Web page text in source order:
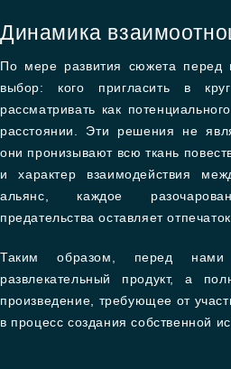
Динамика
По мере развития сюжета перед
выбор: кого пригласить в
рассматривать как
расстоянии. Эти решения не
они пронизывают всю ткань
и характер взаимодействия
альянс, каждое
предательства оставляет
Таким образом, перед нами
развлекательный продукт, а
произведение, требующее от
в процесс создания собственной